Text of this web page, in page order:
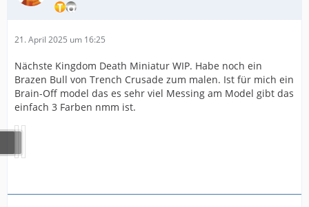
21. April 2025 um 16:25
Nächste Kingdom Death Miniatur WIP. Habe noch ein
Brazen Bull von Trench Crusade zum malen. Ist für mich ein
Brain-Off model das es sehr viel Messing am Model gibt das
einfach 3 Farben nmm ist.